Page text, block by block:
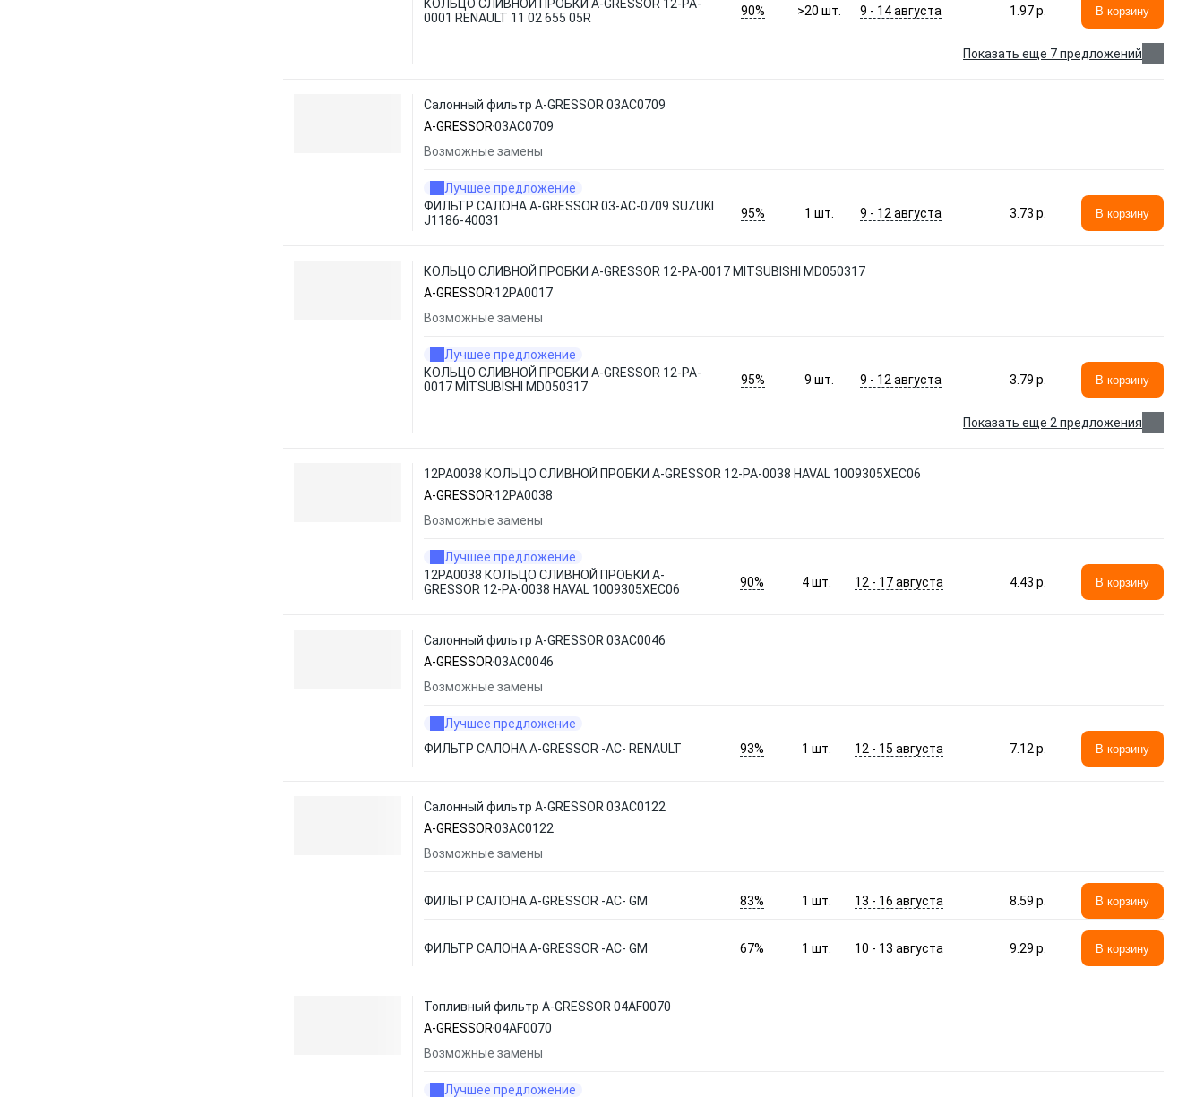
КОЛЬЦО СЛИВНОЙ ПРОБКИ A-GRESSOR 12-PA-
0001 RENAULT 11 02 655 05R
90% >20шт. 9 - 14 августа 1.97 p. В корзину
Показать еще 7 предложений
Салонный фильтр A-GRESSOR 03AC0709
A-GRESSOR03AC0709
Возможные замены
Лучшее предложение
ФИЛЬТР САЛОНА A-GRESSOR 03-AC-0709 SUZUKI
J1186-40031
95% 1шт. 9 - 12 августа 3.73 p. В корзину
КОЛЬЦО СЛИВНОЙ ПРОБКИ A-GRESSOR 12-PA-0017 MITSUBISHI MD050317
A-GRESSOR 12PA0017
Возможные замены
Лучшее предложение
КОЛЬЦО СЛИВНОЙ ПРОБКИ A-GRESSOR 12-PA-
0017 MITSUBISHI MD050317
95% 9шт. 9 - 12 августа 3.79 p. В корзину
Показать еще 2 предложения
12PA0038 КОЛЬЦО СЛИВНОЙ ПРОБКИ A-GRESSOR 12-PA-0038 HAVAL 1009305XEC06
A-GRESSOR 12PA0038
Возможные замены
Лучшее предложение
12PA0038 КОЛЬЦО СЛИВНОЙ ПРОБКИ A-
GRESSOR 12-PA-0038 HAVAL 1009305XEC06
90% 4шт. 12 - 17 августа 4.43 p. В корзину
Салонный фильтр A-GRESSOR 03AC0046
A-GRESSOR03AC0046
Возможные замены
Лучшее предложение
ФИЛЬТР САЛОНА A-GRESSOR -AC- RENAULT
93% 1 шт. 12 - 15 августа 7.12 p. В корзину
Салонный фильтр A-GRESSOR 03AC0122
A-GRESSOR03AC0122
Возможные замены
ФИЛЬТР САЛОНА A-GRESSOR -AC- GM 83% 1 шт. 13 - 16 августа 8.59 p. В корзину
ФИЛЬТР САЛОНА A-GRESSOR -AC- GM 67% 1 шт. 10 - 13 августа 9.29 p. В корзину
Топливный фильтр A-GRESSOR 04AF0070
A-GRESSOR04AF0070
Возможные замены
Лучшее предложение